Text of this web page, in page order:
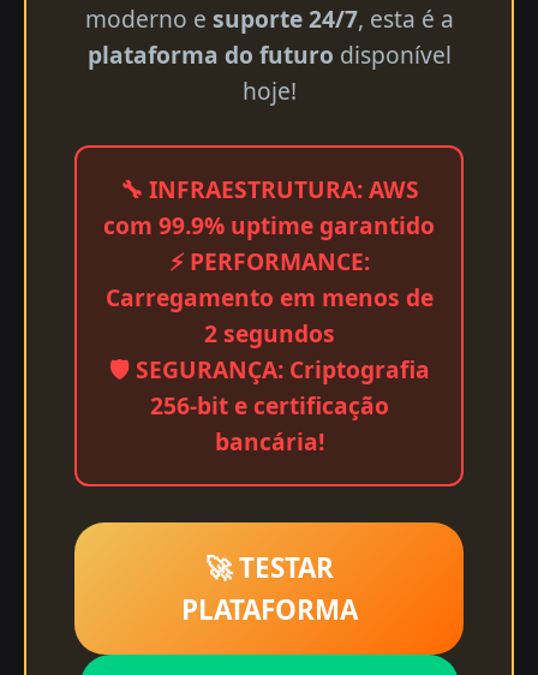
moderno e suporte 24/7, esta é a
plataforma do futuro disponível
hoje!
🔧 INFRAESTRUTURA: AWS
com 99.9% uptime garantido
⚡ PERFORMANCE:
Carregamento em menos de
2 segundos
🛡️ SEGURANÇA: Criptografia
256-bit e certificação
bancária!
🚀 TESTAR
PLATAFORMA